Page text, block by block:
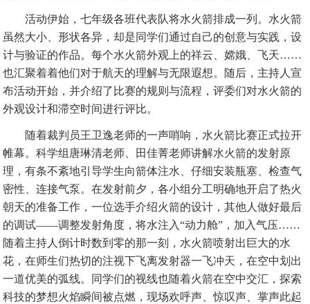
活动伊始，七年级各班代表队将水火箭排成一列。水火箭
虽然大小、形状各异，却是同学们通过自己的创意与实践，设
计与验证的作品。每个水火箭外观上的祥云、嫦娥、飞天……
也汇聚着着他们对于航天的理解与无限遐想。随后，主持人宣
布活动开始，并介绍了比赛的规则与流程，评委们对水火箭的
外观设计和滞空时间进行评比。
随着裁判员王卫逸老师的一声哨响，水火箭比赛正式拉开
帷幕。科学组唐琳清老师、田佳菁老师讲解水火箭的发射原
理，有条不紊地引导学生向箭体注水、仔细安装瓶塞、检查气
密性、连接气泵。在发射前夕，各小组分工明确地开启了热火
朝天的准备工作，一位选手介绍火箭的设计，其他人做好最后
的调试——调整发射角度，将水注入“动力舱”，加入气压……
随着主持人倒计时数到零的那一刻，水火箭喷射出巨大的水
花，在师生们热切的注视下飞离发射器一飞冲天，在空中划出
一道优美的弧线。同学们的视线也随着火箭在空中交汇，探索
科技的梦想火焰瞬间被点燃，现场欢呼声、惊叹声、掌声此起